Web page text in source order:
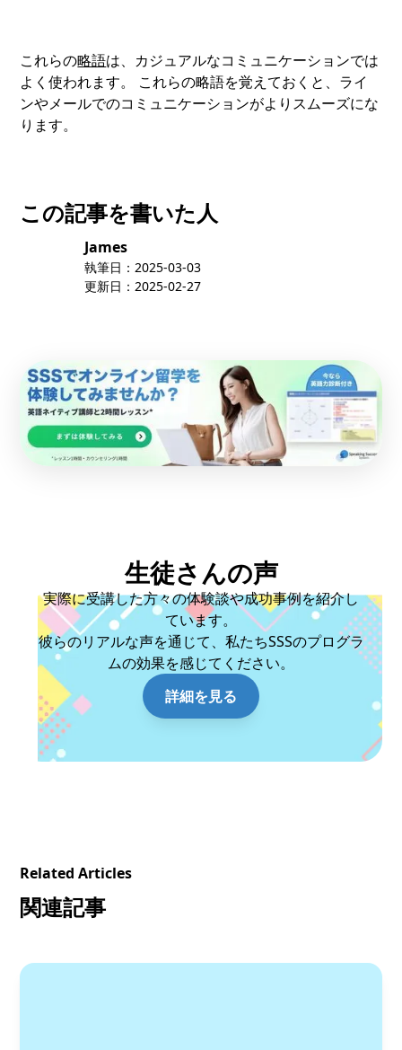
これらの略語は、カジュアルなコミュニケーションでは
よく使われます。 これらの略語を覚えておくと、ライ
ンやメールでのコミュニケーションがよりスムーズにな
ります。
この記事を書いた人
James
執筆日：2025-03-03
更新日：2025-02-27
生徒さんの声
実際に受講した方々の体験談や成功事例を紹介し
ています。
彼らのリアルな声を通じて、私たちSSSのプログラ
ムの効果を感じてください。
詳細を見る
Related Articles
関連記事